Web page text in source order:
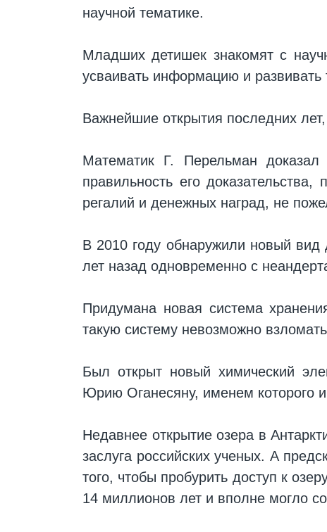
научной тематике.
Младших детишек знакомят с
усваивать информацию и развивать
Важнейшие открытия последних
Математик Г. Перельман
правильность его
регалий и денежных наград, не
В 2010 году обнаружили новый
лет назад одновременно с
Придумана новая система
такую систему невозможно
Был открыт новый химический
Юрию Оганесяну, именем которого
Недавнее открытие озера в
заслуга российских ученых. А
того, чтобы пробурить доступ к
14 миллионов лет и вполне могло